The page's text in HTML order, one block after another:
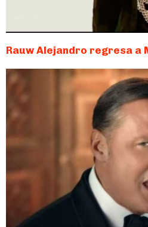
Rauw Alejandro regresa a